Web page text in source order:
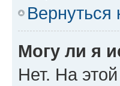
Вернуться
Могу ли я
Нет. На